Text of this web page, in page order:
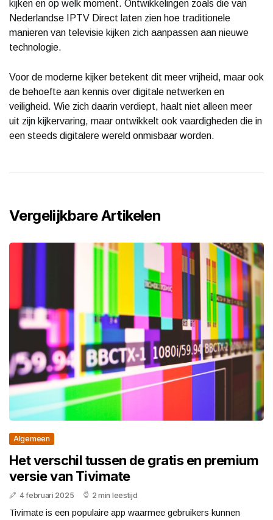
kijken en op welk moment. Ontwikkelingen zoals die van
Nederlandse IPTV Direct laten zien hoe traditionele
manieren van televisie kijken zich aanpassen aan nieuwe
technologie.
Voor de moderne kijker betekent dit meer vrijheid, maar ook
de behoefte aan kennis over digitale netwerken en
veiligheid. Wie zich daarin verdiept, haalt niet alleen meer
uit zijn kijkervaring, maar ontwikkelt ook vaardigheden die in
een steeds digitalere wereld onmisbaar worden.
Vergelijkbare Artikelen
Algemeen
Het verschil tussen de gratis en premium
versie van Tivimate
4 februari 2025 2 min leestijd
Tivimate is een populaire app waarmee gebruikers kunnen